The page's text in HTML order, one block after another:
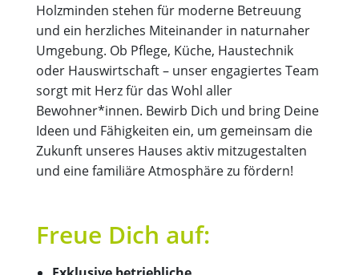
Holzminden stehen für moderne Betreuung
und ein herzliches Miteinander in naturnaher
Umgebung. Ob Pflege, Küche, Haustechnik
oder Hauswirtschaft – unser engagiertes Team
sorgt mit Herz für das Wohl aller
Bewohner*innen. Bewirb Dich und bring Deine
Ideen und Fähigkeiten ein, um gemeinsam die
Zukunft unseres Hauses aktiv mitzugestalten
und eine familiäre Atmosphäre zu fördern!
Freue Dich auf: